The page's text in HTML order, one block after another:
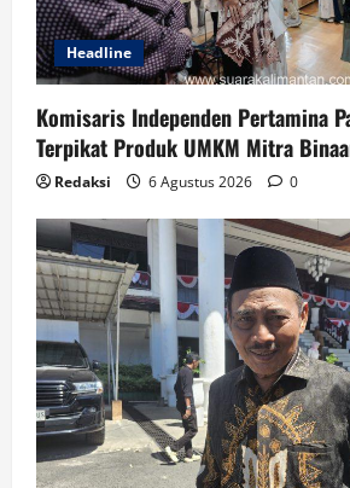
Headline
Komisaris Independen Pertamina
Terpikat Produk UMKM Mitra
Redaksi 6 Agustus 2026 0